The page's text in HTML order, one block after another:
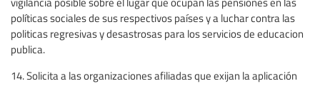
políticas sociales de sus respectivos países y a luchar contra las
politicas regresivas y desastrosas para los servicios de educacion
publica.
14. Solicita a las organizaciones afiliadas que exijan la aplicación